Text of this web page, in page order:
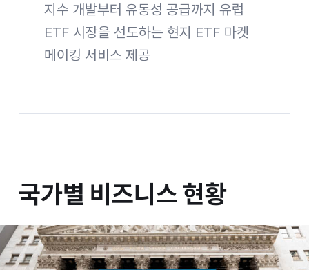
지수 개발부터 유동성 공급까지 유럽
ETF 시장을 선도하는 현지 ETF 마켓
메이킹 서비스 제공
국가별 비즈니스 현황